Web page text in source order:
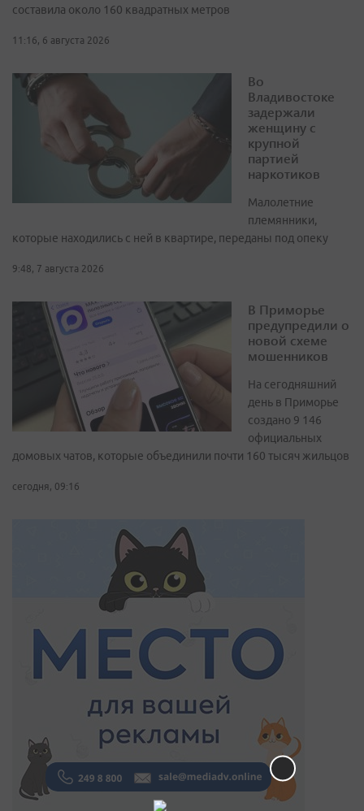
составила около 160 квадратных метров
11:16, 6 августа 2026
Во
Владивостоке
задержали
женщину с
крупной
партией
наркотиков
Малолетние
племянники,
которые находились с ней в квартире, переданы под опеку
9:48, 7 августа 2026
В Приморье
предупредили о
новой схеме
мошенников
На сегодняшний
день в Приморье
создано 9 146
официальных
домовых чатов, которые объединили почти 160 тысяч жильцов
сегодня, 09:16